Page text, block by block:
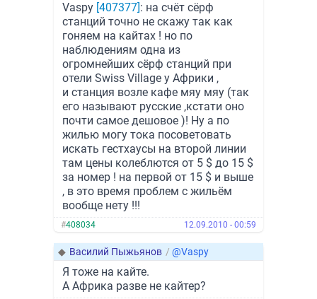
Vaspy [407377]: на счёт сёрф
станций точно не скажу так как
гоняем на кайтах ! но по
наблюдениям одна из
огромнейших сёрф станций при
отели Swiss Village у Африки ,
и станция возле кафе мяу мяу (так
его называют русские ,кстати оно
почти самое дешовое )! Ну а по
жилью могу тока посоветовать
искать гестхаусы на второй линии
там цены колеблются от 5 $ до 15 $
за номер ! на первой от 15 $ и выше
, в это время проблем с жильём
вообще нету !!!
#408034 12.09.2010 - 00:59
◆ Василий Пыжьянов / @Vaspy
Я тоже на кайте.
А Африка разве не кайтер?